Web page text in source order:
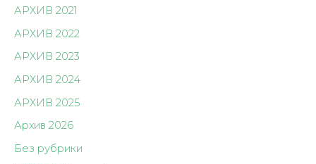
АРХИВ 2021
АРХИВ 2022
АРХИВ 2023
АРХИВ 2024
АРХИВ 2025
Архив 2026
Без рубрики